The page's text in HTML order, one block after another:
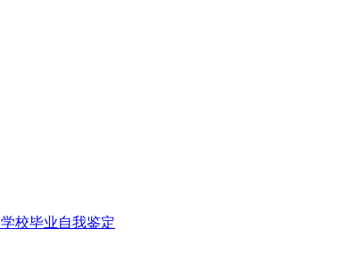
学校毕业自我鉴定